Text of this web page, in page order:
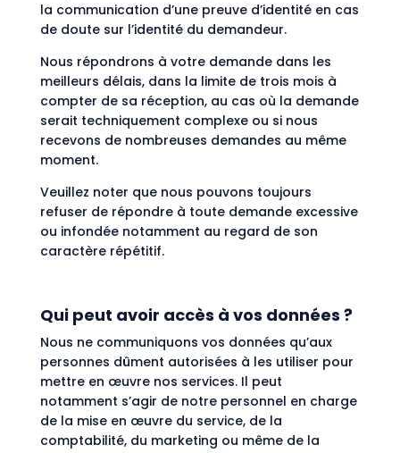
la communication d’une preuve d’identité en cas
de doute sur l’identité du demandeur.
Nous répondrons à votre demande dans les
meilleurs délais, dans la limite de trois mois à
compter de sa réception, au cas où la demande
serait techniquement complexe ou si nous
recevons de nombreuses demandes au même
moment.
Veuillez noter que nous pouvons toujours
refuser de répondre à toute demande excessive
ou infondée notamment au regard de son
caractère répétitif.
Qui peut avoir accès à vos données ?
Nous ne communiquons vos données qu’aux
personnes dûment autorisées à les utiliser pour
mettre en œuvre nos services. Il peut
notamment s’agir de notre personnel en charge
de la mise en œuvre du service, de la
comptabilité, du marketing ou même de la